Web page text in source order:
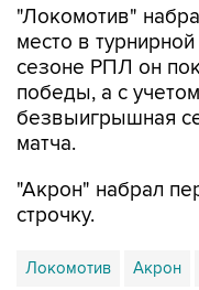
"Локомотив"
место в
сезоне РПЛ он
победы, а с
безвыигрышная
матча.
"Акрон" набрал
строчку.
Локомотив Акрон